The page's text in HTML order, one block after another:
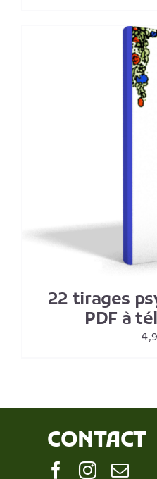
22 tirages
PDF à
CONTACT